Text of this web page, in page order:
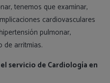
tenemos que examinar,
cardiovasculares
pulmonar,
de arritmias.
servicio de Cardiología en